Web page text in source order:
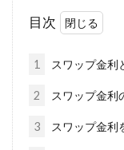
目次
1 スワップ金利
2 スワップ金利
3 スワップ金利